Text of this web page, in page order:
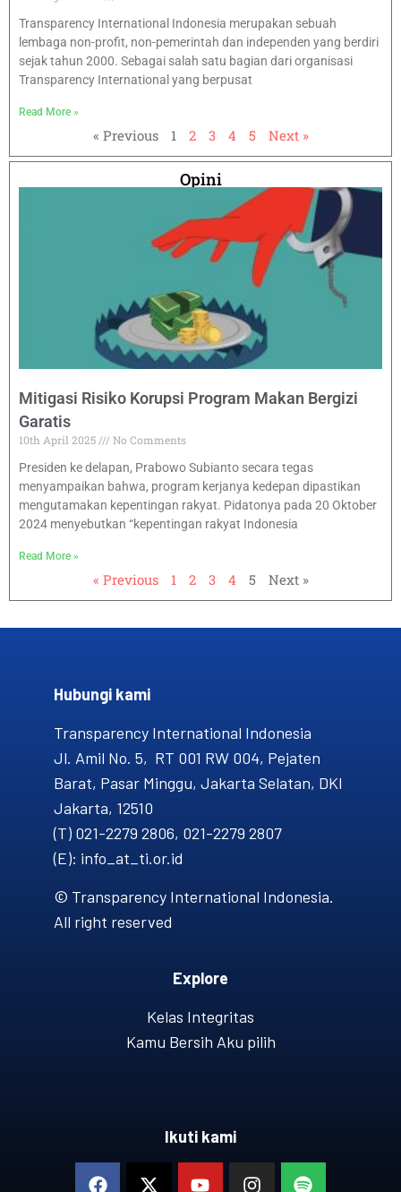
Transparency International Indonesia merupakan sebuah
lembaga non-profit, non-pemerintah dan independen yang berdiri
sejak tahun 2000. Sebagai salah satu bagian dari organisasi
Transparency International yang berpusat
Read More »
« Previous 1 2 3 4 5 Next »
Opini
Mitigasi Risiko Korupsi Program Makan Bergizi
Garatis
10th April 2025
No Comments
Presiden ke delapan, Prabowo Subianto secara tegas
menyampaikan bahwa, program kerjanya kedepan dipastikan
mengutamakan kepentingan rakyat. Pidatonya pada 20 Oktober
2024 menyebutkan “kepentingan rakyat Indonesia
Read More »
« Previous 1 2 3 4 5 Next »
Hubungi kami​
Transparency International Indonesia
Jl. Amil No. 5, RT 001 RW 004, Pejaten
Barat, Pasar Minggu, Jakarta Selatan, DKI
Jakarta, 12510
(T) 021-2279 2806, 021-2279 2807
(E): info_at_ti.or.id
© Transparency International Indonesia.
All right reserved
Explore
Kelas Integritas
Kamu Bersih Aku pilih
Ikuti kami